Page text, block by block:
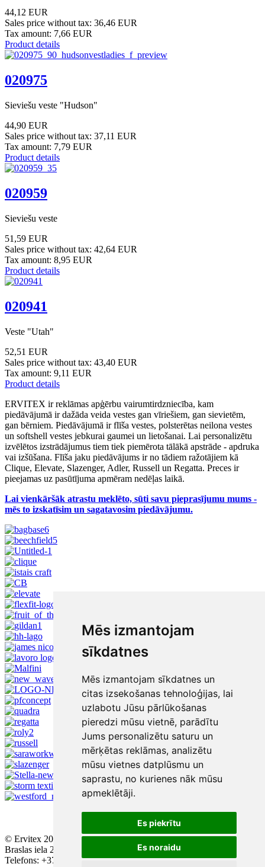
Mēs izmantojam
sīkdatnes
Mēs izmantojam sīkdatnes un
citas izsekošanas tehnoloģijas, lai
uzlabotu Jūsu pārlūkošanas
pieredzi mūsu vietnē, parādītu
Jums personalizētu saturu un
mērķētas reklāmas, analizētu
mūsu vietnes datplūsmu un
saprastu, no kurienes nāk mūsu
apmeklētāji.
Es piekrītu
Es noraidu
44,12 EUR
Sales price without tax: 36,46 EUR
Tax amount: 7,66 EUR
Product details
020975
Sieviešu veste "Hudson"
44,90 EUR
Sales price without tax: 37,11 EUR
Tax amount: 7,79 EUR
Product details
020959
Sieviešu veste
51,59 EUR
Sales price without tax: 42,64 EUR
Tax amount: 8,95 EUR
Product details
020941
Veste "Utah"
52,51 EUR
Sales price without tax: 43,40 EUR
Tax amount: 9,11 EUR
Product details
ERVITEX ir reklāmas apģērbu vairumtirdzniecība, kam
piedāvājumā ir dažāda veida vestes gan vīriešiem, gan sievietēm,
gan bērniem. Piedāvājumā ir flīša vestes, polsterētas neilona vestes
un softshell vestes jebkurai gaumei un lietošanai. Lai personalizētu
izvēlētos izstrādājumus tiem tiek piemērota tālākā apstrāde - apdruka
vai izšūšana. Flīša jaku piedāvājums ir no tādiem ražotājiem kā
Clique, Elevate, Slazenger, Adler, Russell un Regatta. Preces ir
pieejamas uz pasūtījuma apmēram nedēļas laikā.
Lai vienkāršāk atrastu meklēto, sūti savu pieprasījumu mums -
mēs to izskatīsim un sagatavosim piedāvājumu.
© Ervitex 2016 - 2026
Braslas iela 29, ieeja A, 2. stāvs, Rīga, LV - 1084
Telefons: +371 67543384; +371 67436896